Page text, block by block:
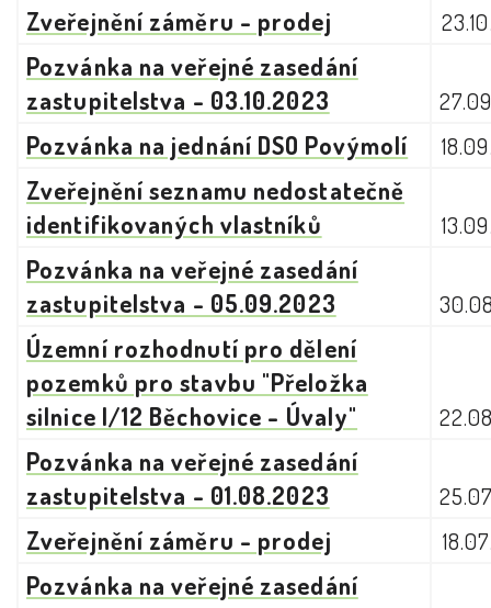
Zveřejnění záměru - prodej
Pozvánka na veřejné zasedání
zastupitelstva - 03.10.2023
Pozvánka na jednání DSO Povýmolí
Zveřejnění seznamu nedostatečně
identifikovaných vlastníků
Pozvánka na veřejné zasedání
zastupitelstva - 05.09.2023
Územní rozhodnutí pro dělení
pozemků pro stavbu "Přeložka
silnice I/12 Běchovice - Úvaly"
Pozvánka na veřejné zasedání
zastupitelstva - 01.08.2023
Zveřejnění záměru - prodej
Pozvánka na veřejné zasedání